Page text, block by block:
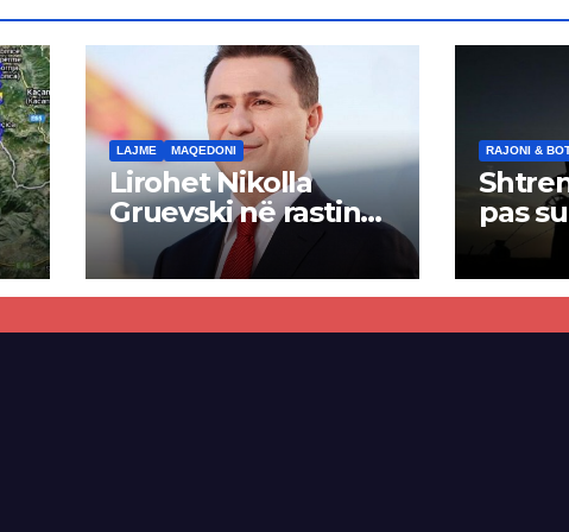
LAJME MAQEDONI
Lirohet Nikolla
Gruevski në rastin
“Talir 2”, gjykata
rrëzon akuzat për
ndërtimin e
paligjshëm të selisë
RAJONI &
pas